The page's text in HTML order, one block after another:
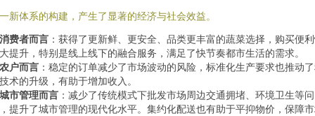
新体系的构建，产生了显著的经济与社会效益。
费者而言 ：获得了更新鲜、更安全、品类更丰富的蔬菜选择，购买便
提升，特别是线上线下的融合服务，满足了快节奏都市生活的需求。
户而言 ：稳定的订单减少了市场波动的风险，标准化生产要求也推动
术的升级，有助于增加收入。
市管理而言 ：减少了传统模式下批发市场周边交通拥堵、环境卫生等问
提升了城市管理的现代化水平。集约化配送也有助于平抑物价，保障